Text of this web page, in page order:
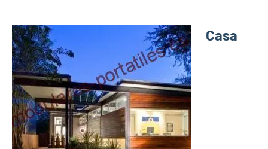
Casa